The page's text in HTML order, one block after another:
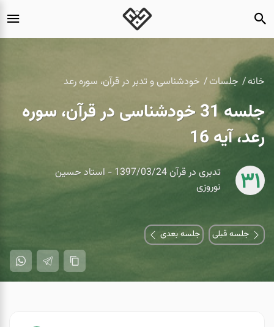
خانه جلسات خودشناسی و تدبر در قرآن، سوره رعد
جلسه 31 خودشناسی در قرآن، سوره
رعد، آیه 16
31
تدبری در قرآن 1397/03/24 - استاد حسین
نوروزی
جلسه قبلی جلسه بعدی